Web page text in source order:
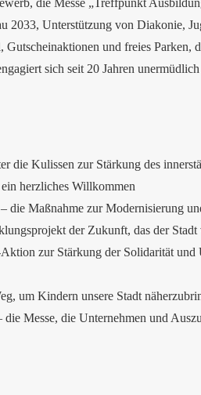
die Messe „Treffpunkt
2033, Unterstützung von Diakonie,
Gutscheinaktionen und freies Parken,
sich seit 20 Jahren
die Kulissen zur Stärkung des
herzliches Willkommen
die Maßnahme zur Modernisierung
der Zukunft, das der
zur Stärkung der Solidarität und
um Kindern unsere Stadt
die Messe, die Unternehmen und